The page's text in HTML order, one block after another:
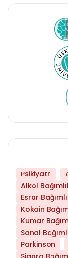
Psikiyatri
Alkol
Esrar
Kokain
Kumar
Sanal
Parkinson
Sigara